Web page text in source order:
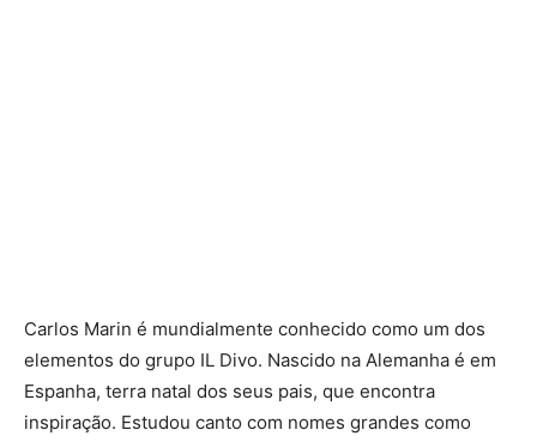
Carlos Marin é mundialmente conhecido como um dos
elementos do grupo IL Divo. Nascido na Alemanha é em
Espanha, terra natal dos seus pais, que encontra
inspiração. Estudou canto com nomes grandes como